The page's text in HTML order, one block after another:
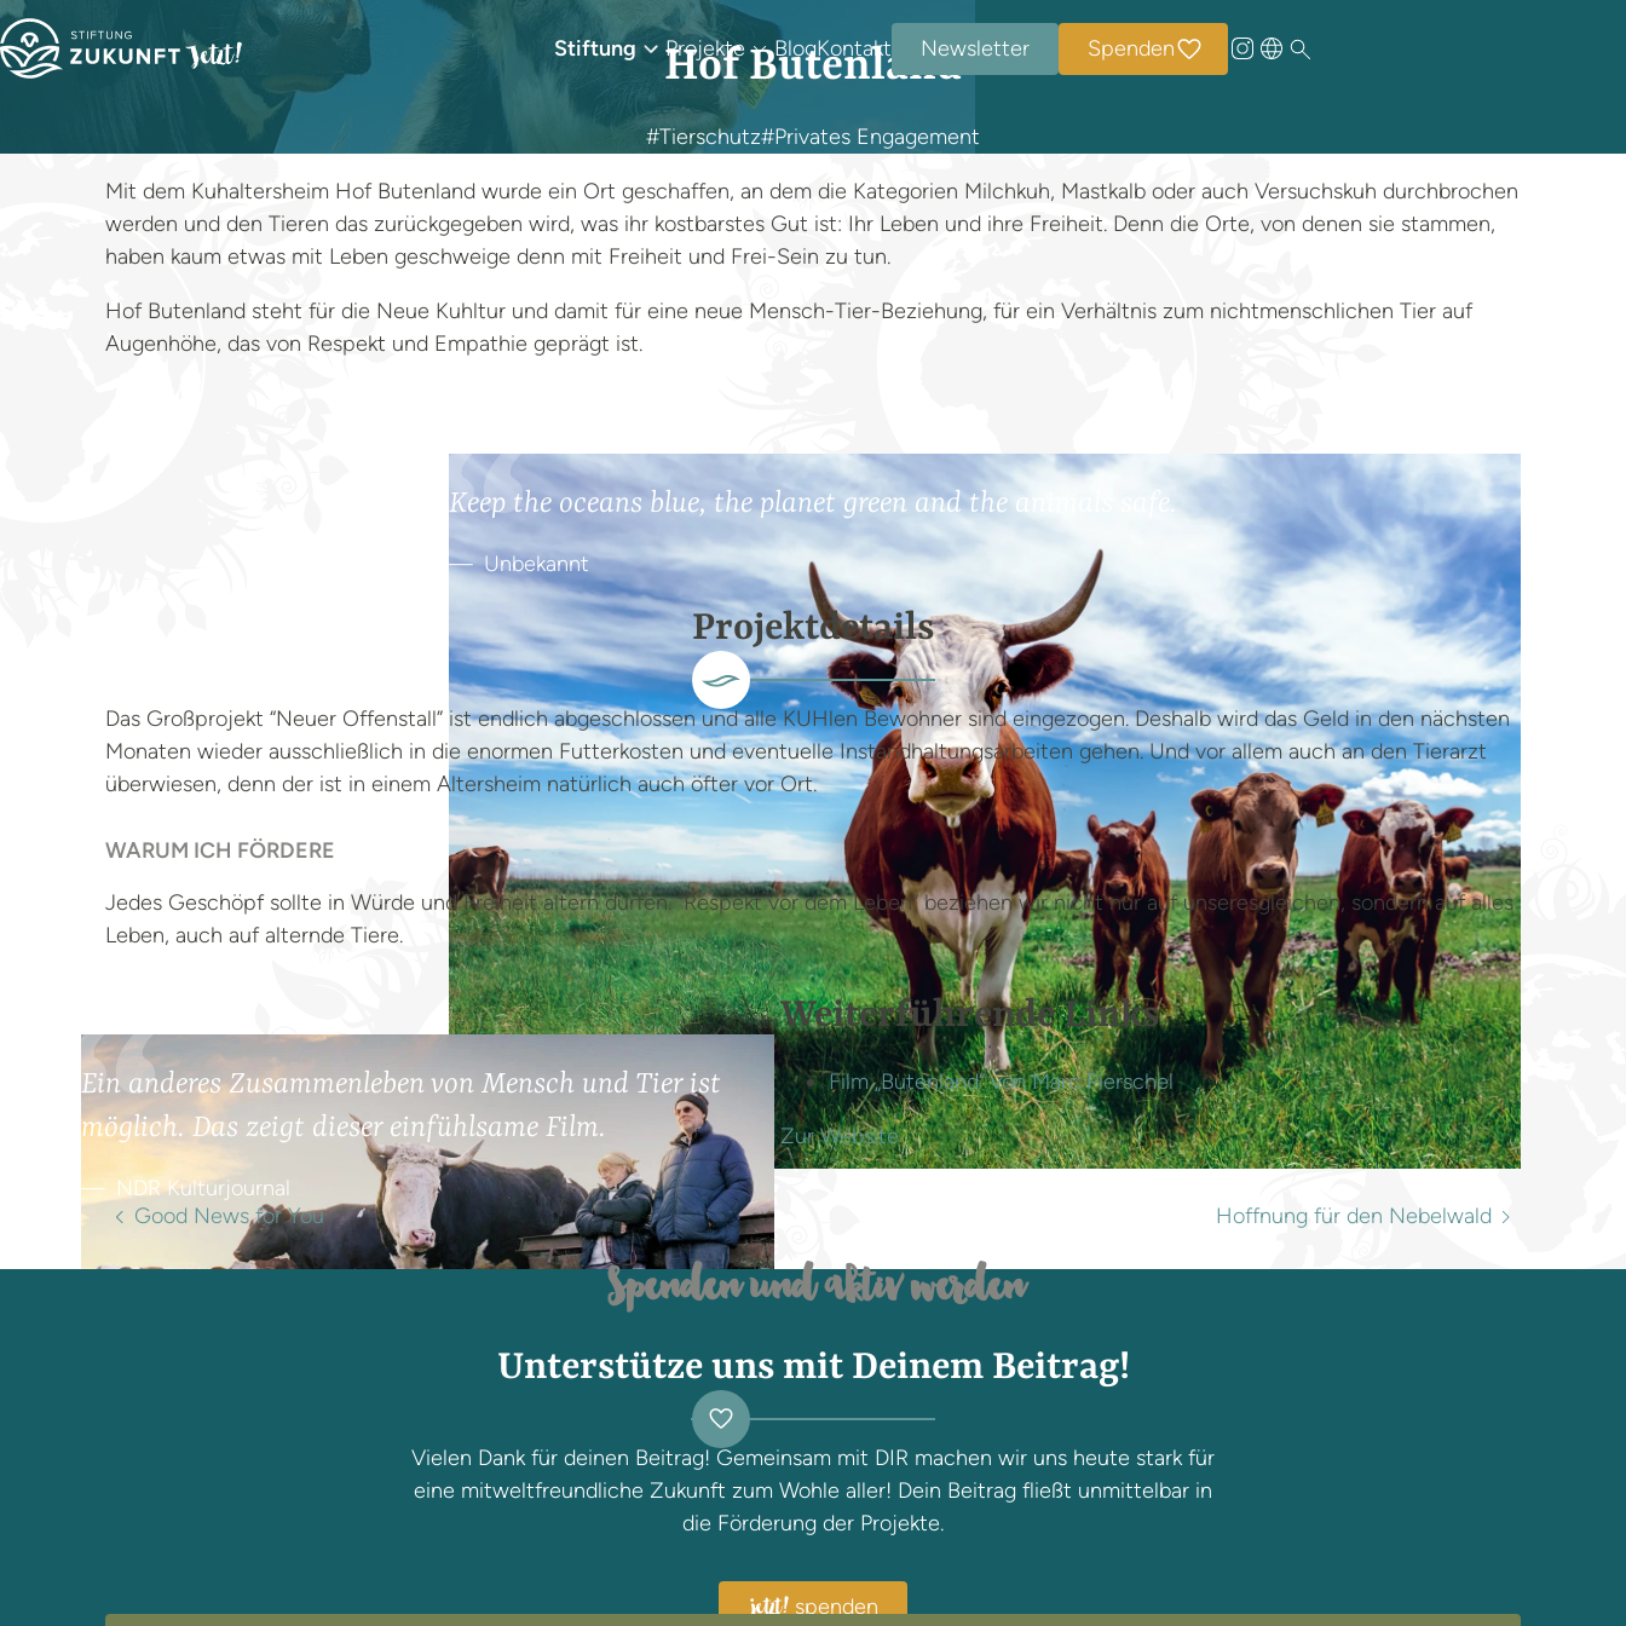
Stiftung Projekte BlogKontakt Newsletter Spenden
Hof Butenland
#Tierschutz#Privates Engagement
Mit dem Kuhaltersheim Hof Butenland wurde ein Ort geschaffen, an dem die Kategorien Milchkuh, Mastkalb oder auch Versuchskuh durchbrochen
werden und den Tieren das zurückgegeben wird, was ihr kostbarstes Gut ist: Ihr Leben und ihre Freiheit. Denn die Orte, von denen sie stammen,
haben kaum etwas mit Leben geschweige denn mit Freiheit und Frei-Sein zu tun.
Hof Butenland steht für die Neue Kuhltur und damit für eine neue Mensch-Tier-Beziehung, für ein Verhältnis zum nichtmenschlichen Tier auf
Augenhöhe, das von Respekt und Empathie geprägt ist.
Keep the oceans blue, the planet green and the animals safe.
Unbekannt
Projektdetails
Das Großprojekt “Neuer Offenstall” ist endlich abgeschlossen und alle KUHlen Bewohner sind eingezogen. Deshalb wird das Geld in den nächsten
Monaten wieder ausschließlich in die enormen Futterkosten und eventuelle Instandhaltungsarbeiten gehen. Und vor allem auch an den Tierarzt
überwiesen, denn der ist in einem Altersheim natürlich auch öfter vor Ort.
WARUM ICH FÖRDERE
Jedes Geschöpf sollte in Würde und Freiheit altern dürfen. “Respekt vor dem Leben” beziehen wir nicht nur auf unseresgleichen, sondern auf alles
Leben, auch auf alternde Tiere.
Ein anderes Zusammenleben von Mensch und Tier ist
möglich. Das zeigt dieser einfühlsame Film.
NDR Kulturjournal
Weiterführende Links
Film „Butenland“ von Marc Pierschel
Zur Website
Good News for You Hoffnung für den Nebelwald
Spenden und aktiv werden
Unterstütze uns mit Deinem Beitrag!
Vielen Dank für deinen Beitrag! Gemeinsam mit DIR machen wir uns heute stark für
eine mitweltfreundliche Zukunft zum Wohle aller! Dein Beitrag fließt unmittelbar in
die Förderung der Projekte.
jetzt! spenden